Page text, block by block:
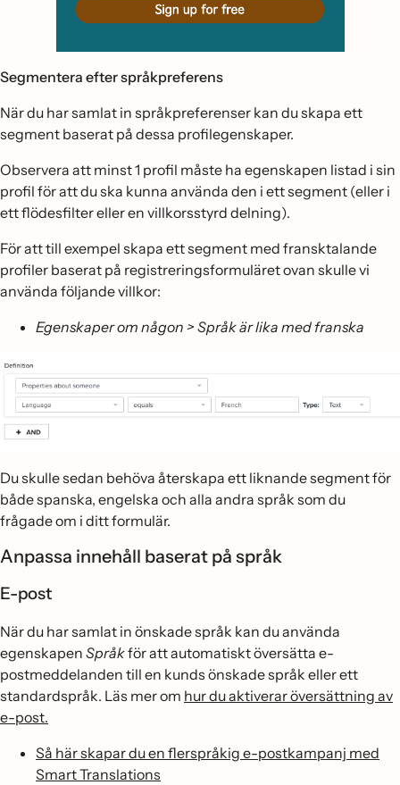
Segmentera efter språkpreferens
När du har samlat in språkpreferenser kan du skapa ett
segment baserat på dessa profilegenskaper.
Observera att minst 1 profil måste ha egenskapen listad i sin
profil för att du ska kunna använda den i ett segment (eller i
ett flödesfilter eller en villkorsstyrd delning).
För att till exempel skapa ett segment med fransktalande
profiler baserat på registreringsformuläret ovan skulle vi
använda följande villkor:
Egenskaper om någon > Språk är lika med franska
Du skulle sedan behöva återskapa ett liknande segment för
både spanska, engelska och alla andra språk som du
frågade om i ditt formulär.
Anpassa innehåll baserat på språk
E-post
När du har samlat in önskade språk kan du använda
egenskapen Språkför att automatiskt översätta e-
postmeddelanden till en kunds önskade språk eller ett
standardspråk. Läs mer om hur du aktiverar översättning av
e-post.
Så här skapar du en flerspråkig e-postkampanj med
Smart Translations